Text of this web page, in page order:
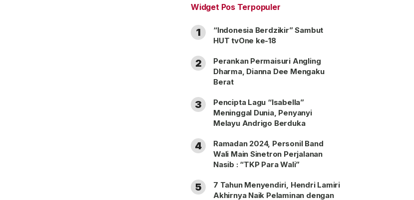
Widget Pos Terpopuler
1
“Indonesia Berdzikir” Sambut
HUT tvOne ke-18
2
Perankan Permaisuri Angling
Dharma, Dianna Dee Mengaku
Berat
3
Pencipta Lagu “Isabella”
Meninggal Dunia, Penyanyi
Melayu Andrigo Berduka
4
Ramadan 2024, Personil Band
Wali Main Sinetron Perjalanan
Nasib : “TKP Para Wali”
5
7 Tahun Menyendiri, Hendri Lamiri
Akhirnya Naik Pelaminan dengan